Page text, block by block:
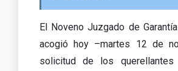
El Noveno Juzgado de
acogió hoy –martes 12 de
solicitud de los querellantes